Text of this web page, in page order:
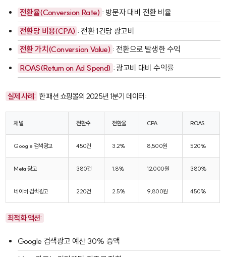
전환율(Conversion Rate) : 방문자 대비 전환 비율
전환당 비용(CPA) : 전환 1건당 광고비
전환 가치(Conversion Value) : 전환으로 발생한 수익
ROAS(Return on Ad Spend) : 광고비 대비 수익률
실제 사례: 한 패션 쇼핑몰의 2025년 1분기 데이터:
채널 전환수 전환율 CPA ROAS
Google 검색광고 450건 3.2% 8,500원 520%
Meta 광고 380건 1.8% 12,000원 380%
네이버 검색광고 220건 2.5% 9,800원 450%
최적화 액션:
Google 검색광고 예산 30% 증액